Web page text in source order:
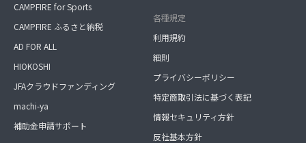
CAMPFIRE for Sports
CAMPFIRE ふるさと納税
AD FOR ALL
HIOKOSHI
JFAクラウドファンディング
machi-ya
補助金申請サポート
各種規定
利用規約
細則
プライバシーポリシー
特定商取引法に基づく表記
情報セキュリティ方針
反社基本方針